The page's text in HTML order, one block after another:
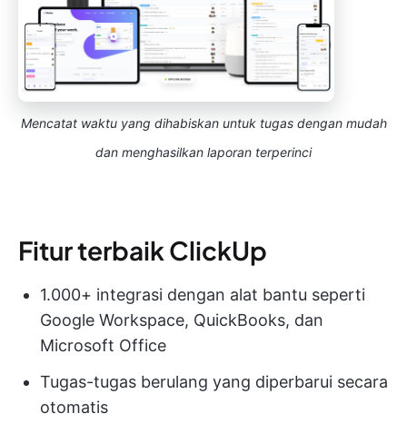
Mencatat waktu yang dihabiskan untuk tugas dengan mudah
dan menghasilkan laporan terperinci
Fitur terbaik ClickUp
1.000+ integrasi dengan alat bantu seperti
Google Workspace, QuickBooks, dan
Microsoft Office
Tugas-tugas berulang yang diperbarui secara
otomatis